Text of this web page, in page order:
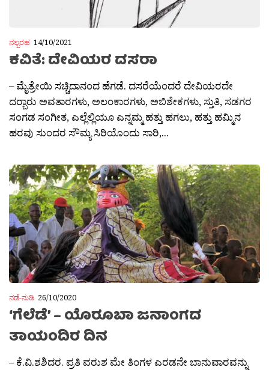
ನಲ್ಬರಹ 14/10/2021
ಕವಿತೆ: ದೇವಿಯರ ದಸರಾ
– ಮೈತ್ರೇಯಿ ಸಚ್ಚಿದಾನಂದ ಹೆಗಡೆ. ದಸರೆಯೆಂದರೆ ದೇವಿಯರದೇ
ದರ‍್ಬಾರು ಅವತಾರಗಳು, ಅಲಂಕಾರಗಳು, ಅಬಿಶೇಕಗಳು, ಸ್ತುತಿ, ಸಡಗರ
ಸಂಗಡ ಸಂಗೀತ, ಎಲ್ಲೆಲ್ಲಿಯೂ ಎನ್ನಮ್ಮ ಹತ್ತು ಹಗಲು, ಹತ್ತು ಹಮ್ಮಿನ
ಹರವು ಸುಂದರ ಸೌಮ್ಯ ಸಿರಿಯೊಂದು ಸಾರಿ,...
ನಡೆ-ನುಡಿ 26/10/2020
‘ಗೆಲೆಡೆ’ – ಯೊರೂಬಾ ಜನಾಂಗದ
ತಾಯಂದಿರ ದಿನ
– ಕೆ.ವಿ.ಶಶಿದರ. ಪ್ರತಿ ವರುಶ ಮೇ ತಿಂಗಳ ಎರಡನೇ ಬಾನುವಾರವನ್ನು